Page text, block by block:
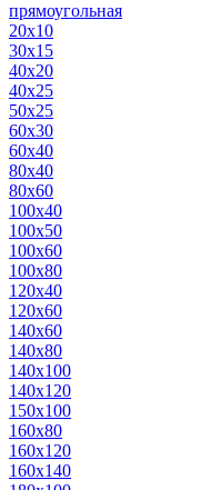
прямоугольная
20х10
30х15
40х20
40х25
50х25
60х30
60х40
80х40
80х60
100х40
100х50
100х60
100х80
120х40
120х60
140х60
140х80
140х100
140х120
150х100
160х80
160х120
160х140